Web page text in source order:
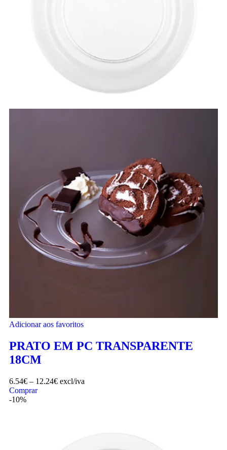
Adicionar aos favoritos
PRATO EM PC TRANSPARENTE
18CM
6.54€ – 12.24€ excl/iva
Comprar
-10%